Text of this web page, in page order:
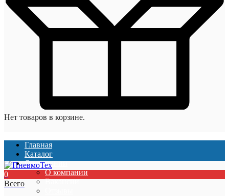
Нет товаров в корзине.
Главная
Каталог
О компании
О компании
Вакансии
0
Всего